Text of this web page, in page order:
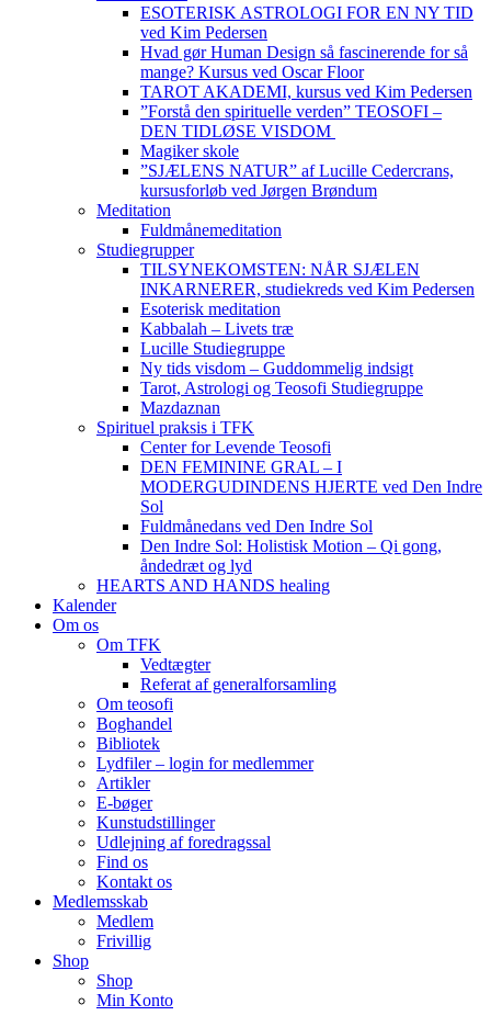
ESOTERISK ASTROLOGI FOR EN NY TID
ved Kim Pedersen
Hvad gør Human Design så fascinerende for så
mange? Kursus ved Oscar Floor
TAROT AKADEMI, kursus ved Kim Pedersen
”Forstå den spirituelle verden” TEOSOFI –
DEN TIDLØSE VISDOM
Magiker skole
”SJÆLENS NATUR” af Lucille Cedercrans,
kursusforløb ved Jørgen Brøndum
Meditation
Fuldmånemeditation
Studiegrupper
TILSYNEKOMSTEN: NÅR SJÆLEN
INKARNERER, studiekreds ved Kim Pedersen
Esoterisk meditation
Kabbalah – Livets træ
Lucille Studiegruppe
Ny tids visdom – Guddommelig indsigt
Tarot, Astrologi og Teosofi Studiegruppe
Mazdaznan
Spirituel praksis i TFK
Center for Levende Teosofi
DEN FEMININE GRAL – I
MODERGUDINDENS HJERTE ved Den Indre
Sol
Fuldmånedans ved Den Indre Sol
Den Indre Sol: Holistisk Motion – Qi gong,
åndedræt og lyd
HEARTS AND HANDS healing
Kalender
Om os
Om TFK
Vedtægter
Referat af generalforsamling
Om teosofi
Boghandel
Bibliotek
Lydfiler – login for medlemmer
Artikler
E-bøger
Kunstudstillinger
Udlejning af foredragssal
Find os
Kontakt os
Medlemsskab
Medlem
Frivillig
Shop
Shop
Min Konto